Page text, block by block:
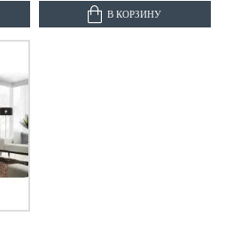
В КОРЗИНУ